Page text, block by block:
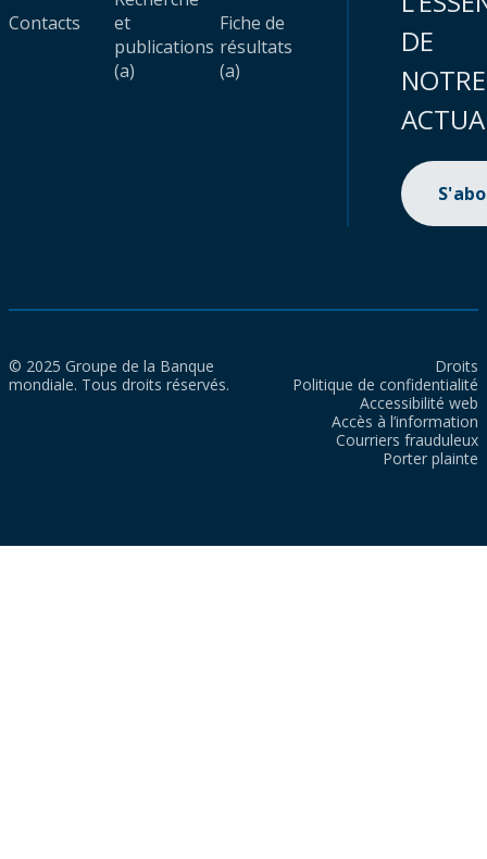
Contacts
et
publications
(a)
Fiche de
résultats
(a)
DE
NOTRE
© 2025 Groupe de la Banque
mondiale. Tous droits réservés.
Droits
Politique de confidentialité
Accessibilité web
Accès à l’information
Courriers frauduleux
Porter plainte